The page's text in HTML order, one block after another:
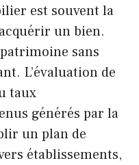
est souvent la
un bien.
sans
L’évaluation de
taux
générés par la
un plan de
établissements,